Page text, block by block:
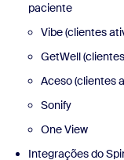
paciente
Vibe (clientes
GetWell
Aceso (clientes
Sonify
One View
Integrações do